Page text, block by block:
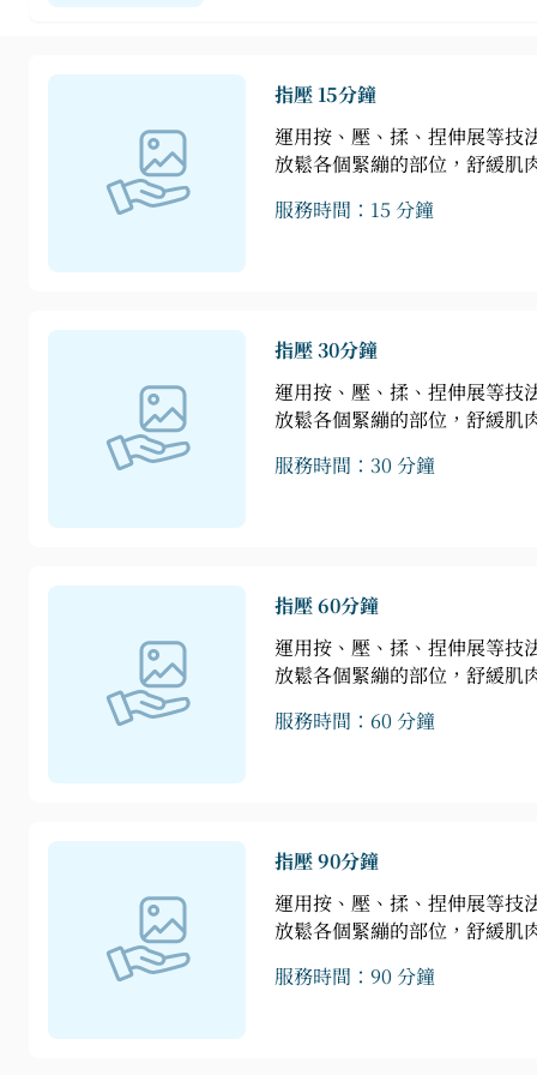
指壓 15分鐘
運用按、壓、揉、捏伸展等技
放鬆各個緊繃的部位，舒緩肌
服務時間：15 分鐘
指壓 30分鐘
運用按、壓、揉、捏伸展等技
放鬆各個緊繃的部位，舒緩肌
服務時間：30 分鐘
指壓 60分鐘
運用按、壓、揉、捏伸展等技
放鬆各個緊繃的部位，舒緩肌
服務時間：60 分鐘
指壓 90分鐘
運用按、壓、揉、捏伸展等技
放鬆各個緊繃的部位，舒緩肌
服務時間：90 分鐘